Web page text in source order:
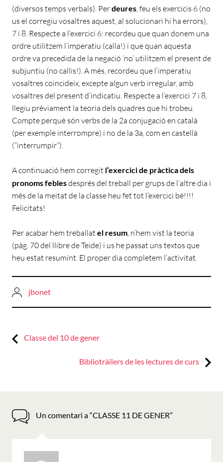
(diversos temps verbals). Perdeures , feu els exercicis 6 (no
us el corregiu vosaltres aquest, al solucionari hi ha errors),
7 i 8. Respecte a l’exercici 6: recordeu que quan donem una
ordre utilitzem l’imperatiu (calla!) i que quan aquesta
ordre va precedida de la negació ‘no’ utilitzem el present de
subjuntiu (no callis!). A més, recordeu que l’imperatiu
vosaltres coincideix, excepte algun verb irregular, amb
vosaltres del present d’indicatiu. Respecte a l’exercici 7 i 8,
llegiu prèviament la teoria dels quadres que hi trobeu.
Compte perquè són verbs de la 2a conjugació en català
(per exemple interrompre) i no de la 3a, com en castellà
(“interrumpir”).
A continuació hem corregit l’exercici de pràctica dels
pronoms feblesdesprés del treball per grups de l’altre dia i
més de la meitat de la classe heu fet tot l’exercici bé!!!!
Felicitats!
Per acabar hem treballat el resum , n’hem vist la teoria
(pàg. 70 del llibre de Teide) i us he passat uns textos que
heu estat resumint. El proper dia completem l’activitat.
jbonet
Navegació
Previous:
Classe del 10 de gener
Next:
Bibliotràilers de les lectures de curs
Un comentari a “CLASSE 11 DE GENER”